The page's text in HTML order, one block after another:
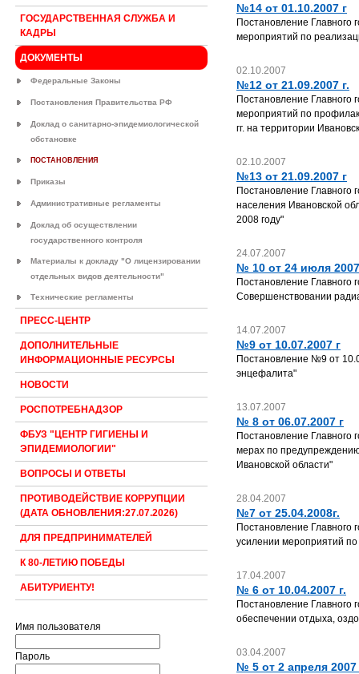
ГОСУДАРСТВЕННАЯ СЛУЖБА И
КАДРЫ
ДОКУМЕНТЫ
Федеральные Законы
Постановления Правительства РФ
Доклад о санитарно-эпидемиологической
обстановке
ПОСТАНОВЛЕНИЯ
Приказы
Административные регламенты
Доклад об осуществлении
государственного контроля
Материалы к докладу "О лицензировании
отдельных видов деятельности"
Технические регламенты
ПРЕСС-ЦЕНТР
ДОПОЛНИТЕЛЬНЫЕ
ИНФОРМАЦИОННЫЕ РЕСУРСЫ
НОВОСТИ
РОСПОТРЕБНАДЗОР
ФБУЗ "ЦЕНТР ГИГИЕНЫ И
ЭПИДЕМИОЛОГИИ"
ВОПРОСЫ И ОТВЕТЫ
ПРОТИВОДЕЙСТВИЕ КОРРУПЦИИ
(ДАТА ОБНОВЛЕНИЯ:27.07.2026)
ДЛЯ ПРЕДПРИНИМАТЕЛЕЙ
К 80-ЛЕТИЮ ПОБЕДЫ
АБИТУРИЕНТУ!
Имя пользователя
Пароль
№14 от 01.10.2007 г
Постановление Главного
мероприятий по
02.10.2007
№12 от 21.09.2007 г.
Постановление Главного
мероприятий по
гг. на территории
02.10.2007
№13 от 21.09.2007 г
Постановление Главного
населения Ивановской
2008 году"
24.07.2007
№ 10 от 24 июля
Постановление Главного
Совершенствовании
14.07.2007
№9 от 10.07.2007 г
Постановление №9 от
энцефалита"
13.07.2007
№ 8 от 06.07.2007 г
Постановление Главного
мерах по
Ивановской области"
28.04.2007
№7 от 25.04.2008г.
Постановление Главного
усилении мероприятий
17.04.2007
№ 6 от 10.04.2007 г.
Постановление Главного
обеспечении отдыха,
03.04.2007
№ 5 от 2 апреля 2007